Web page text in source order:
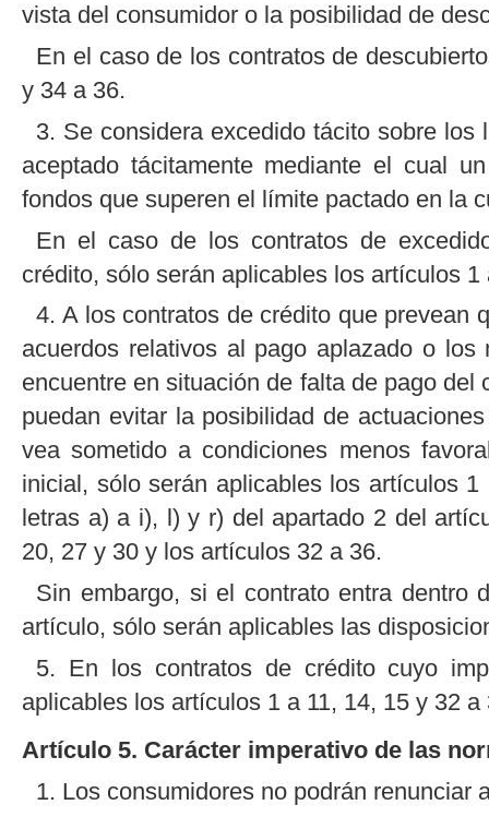
vista del consumidor o la posibilidad de
En el caso de los contratos de
y 34 a 36.
3. Se considera excedido tácito sobre
aceptado tácitamente mediante el cual
fondos que superen el límite pactado en la
En el caso de los contratos de
crédito, sólo serán aplicables los artículos 1
4. A los contratos de crédito que prevean
acuerdos relativos al pago aplazado o
encuentre en situación de falta de pago
puedan evitar la posibilidad de
vea sometido a condiciones menos
inicial, sólo serán aplicables los artículos
letras a) a i), l) y r) del apartado 2 del
20, 27 y 30 y los artículos 32 a 36.
Sin embargo, si el contrato entra dentro
artículo, sólo serán aplicables las
5. En los contratos de crédito cuyo
aplicables los artículos 1 a 11, 14, 15 y 32 a
Artículo 5. Carácter imperativo de las
1. Los consumidores no podrán renunciar